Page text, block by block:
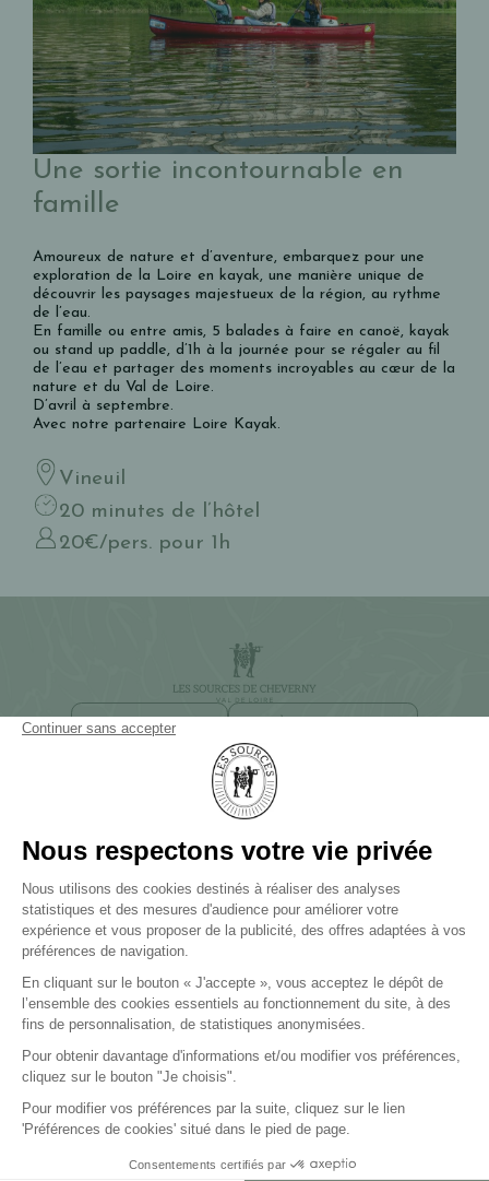
Une sortie incontournable en
famille
Amoureux de nature et d’aventure, embarquez pour une
exploration de la Loire en kayak, une manière unique de
découvrir les paysages majestueux de la région, au rythme
de l’eau.
En famille ou entre amis, 5 balades à faire en canoë, kayak
ou stand up paddle, d’1h à la journée pour se régaler au fil
de l’eau et partager des moments incroyables au cœur de la
nature et du Val de Loire.
D’avril à septembre.
Avec notre partenaire Loire Kayak.
Vineuil
20 minutes de l’hôtel
20€/pers. pour 1h
NEWSLETTER ACCÈS ET CONTACT
41700 CHEVERNY
+33 (0)2 54 44 20 20
LES SOURCES DE CAUDALIE
LES SOURCES DE CHEVERNY
Hôtel 5 étoiles et 2 Clefs Michelin
LES SOURCES DE VOUGEOT
Hôtel 5 étoiles
PRESSE
BLOG
CARRIÈRES
AGENCES DE VOYAGES
CGV